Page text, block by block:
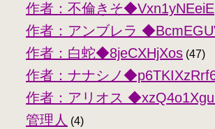
作者：不倫きそ◆Vxn1yNEeiE
作者：アンブレラ
作者：白蛇◆8jeCXHjXos (47)
作者：ナナシノ
作者：アリオス
管理人 (4)